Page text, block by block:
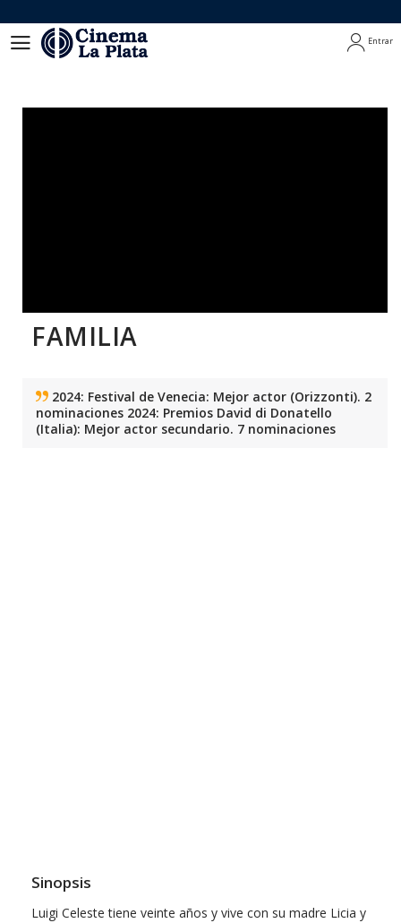
Entrar
FAMILIA
2024: Festival de Venecia: Mejor actor (Orizzonti). 2
nominaciones 2024: Premios David di Donatello
(Italia): Mejor actor secundario. 7 nominaciones
Sinopsis
Luigi Celeste tiene veinte años y vive con su madre Licia y